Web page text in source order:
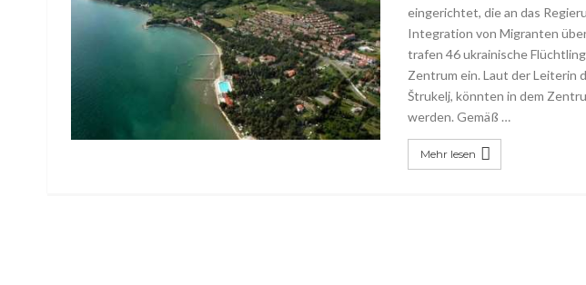
eingerichtet, die an das
Integration von Migranten
trafen 46 ukrainische
Zentrum ein. Laut der Leiterin
Štrukelj, könnten in dem
werden. Gemäß …
Mehr lesen